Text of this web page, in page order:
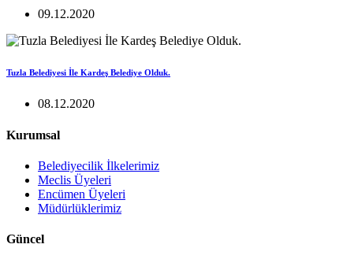
09.12.2020
Tuzla Belediyesi İle Kardeş Belediye Olduk.
08.12.2020
Kurumsal
Belediyecilik İlkelerimiz
Meclis Üyeleri
Encümen Üyeleri
Müdürlüklerimiz
Güncel